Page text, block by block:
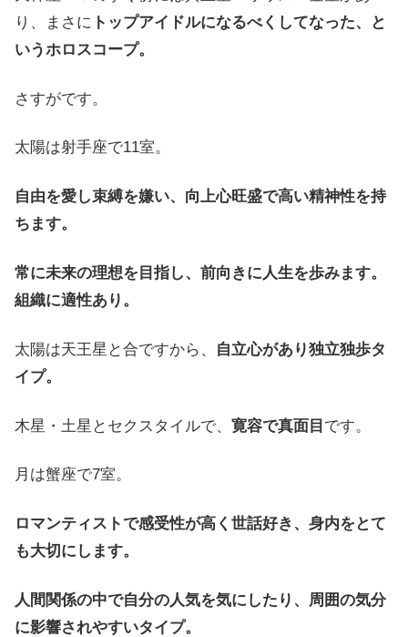
り、まさに トップアイドルになるべくしてなった、と
いうホロスコープ。
さすがです。
太陽は射手座で11室。
自由を愛し束縛を嫌い、向上心旺盛で高い精神性を持
ちます。
常に未来の理想を目指し、前向きに人生を歩みます。
組織に適性あり。
太陽は天王星と合ですから、
自立心があり独立独歩タ
イプ。
木星・土星とセクスタイルで、 寛容で真面目 です。
月は蟹座で7室。
ロマンティストで感受性が高く世話好き、身内をとて
も大切にします。
人間関係の中で自分の人気を気にしたり、周囲の気分
に影響されやすいタイプ。